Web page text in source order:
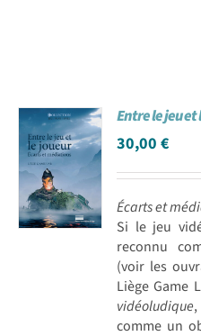
Entre le jeu et
30,00€
Écarts et
Si le jeu
reconnu
(voir les
Liège Game
vidéoludique
comme un